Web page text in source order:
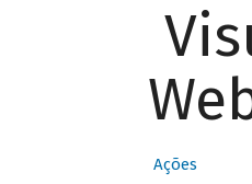
Ações